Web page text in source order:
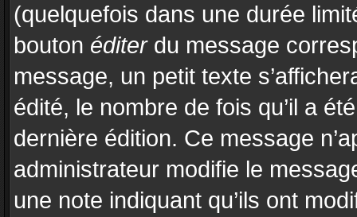
(quelquefois dans une durée
bouton éditerdu message
message, un petit texte
édité, le nombre de fois qu’il a
dernière édition. Ce message
administrateur modifie le
une note indiquant qu’ils ont